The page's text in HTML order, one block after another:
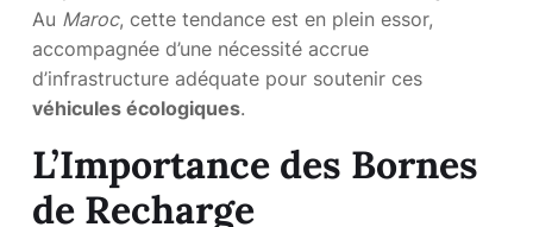
Au Maroc, cette tendance est en plein essor,
accompagnée d’une nécessité accrue
d’infrastructure adéquate pour soutenir ces
véhicules écologiques.
L’Importance des Bornes
de Recharge